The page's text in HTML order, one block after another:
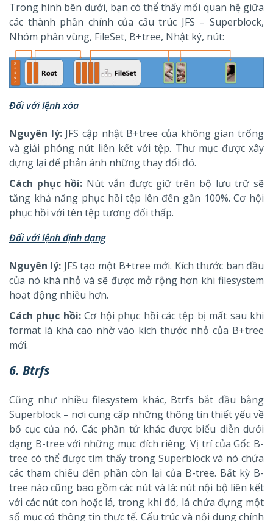
Trong hình bên dưới, bạn có thể thấy mối quan hệ giữa
các thành phần chính của cấu trúc JFS – Superblock,
Nhóm phân vùng, FileSet, B+tree, Nhật ký, nút:
Đối với lệnh xóa
Nguyên lý:JFS cập nhật B+tree của không gian trống
và giải phóng nút liên kết với tệp. Thư mục được xây
dựng lại để phản ánh những thay đổi đó.
Cách phục hồi: Nút vẫn được giữ trên bộ lưu trữ sẽ
tăng khả năng phục hồi tệp lên đến gần 100%. Cơ hội
phục hồi với tên tệp tương đối thấp.
Đối với lệnh định dạng
Nguyên lý: JFS tạo một B+tree mới. Kích thước ban đầu
của nó khá nhỏ và sẽ được mở rộng hơn khi filesystem
hoạt động nhiều hơn.
Cách phục hồi:Cơ hội phục hồi các tệp bị mất sau khi
format là khá cao nhờ vào kích thước nhỏ của B+tree
mới.
6. Btrfs
Cũng như nhiều filesystem khác, Btrfs bắt đầu bằng
Superblock – nơi cung cấp những thông tin thiết yếu về
bố cục của nó. Các phần tử khác được biểu diễn dưới
dạng B-tree với những mục đích riêng. Vị trí của Gốc B-
tree có thể được tìm thấy trong Superblock và nó chứa
các tham chiếu đến phần còn lại của B-tree. Bất kỳ B-
tree nào cũng bao gồm các nút và lá: nút nội bộ liên kết
với các nút con hoặc lá, trong khi đó, lá chứa đựng một
số mục có thông tin thực tế. Cấu trúc và nội dung chính